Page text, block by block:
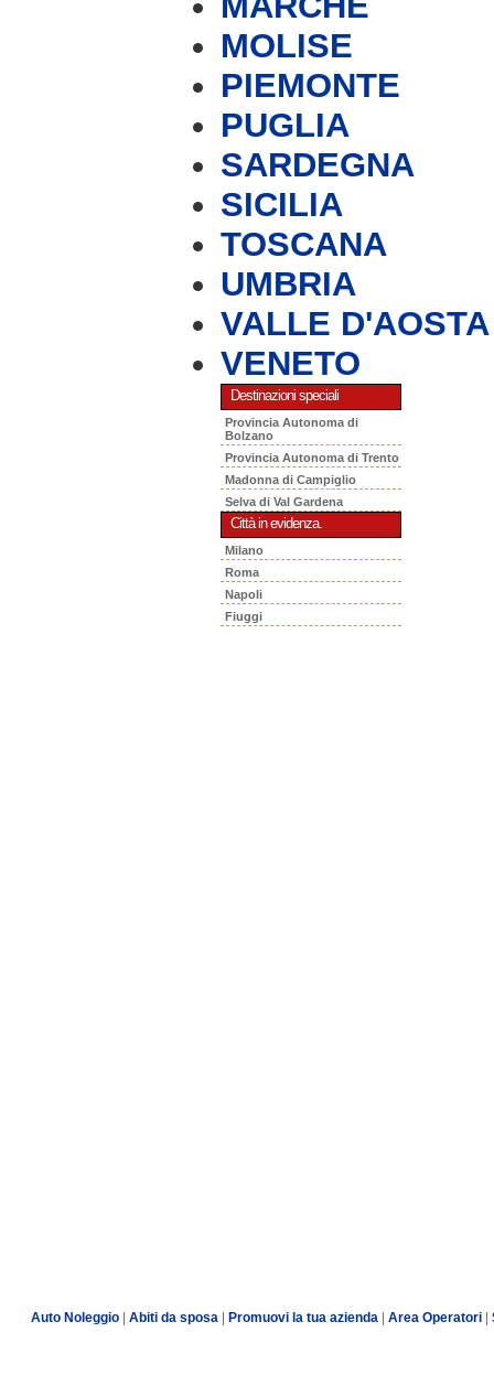
MOLISE
PIEMONTE
PUGLIA
SARDEGNA
SICILIA
TOSCANA
UMBRIA
VALLE D'AOSTA
VENETO
Destinazioni speciali
Provincia Autonoma di
Bolzano
Provincia Autonoma di Trento
Madonna di Campiglio
Selva di Val Gardena
Città in evidenza.
Milano
Roma
Napoli
Fiuggi
Auto Noleggio Abiti da sposa Promuovi la tua azienda Area Operatori